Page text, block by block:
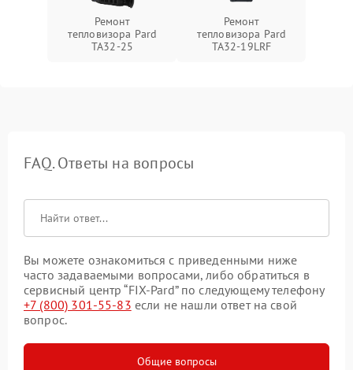
Ремонт
тепловизора Pard
TA32-25
Ремонт
тепловизора Pard
TA32-19LRF
FAQ. Ответы на вопросы
Вы можете ознакомиться с приведенными ниже
часто задаваемыми вопросами, либо обратиться в
сервисный центр “FIX-Pard” по следующему телефону
+7 (800) 301-55-83 если не нашли ответ на свой
вопрос.
Общие вопросы